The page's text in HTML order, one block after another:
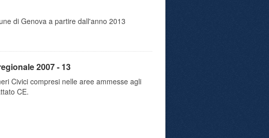
di Genova a partire dall'anno 2013
2007 - 13
Civici compresi nelle aree ammesse agli
CE.